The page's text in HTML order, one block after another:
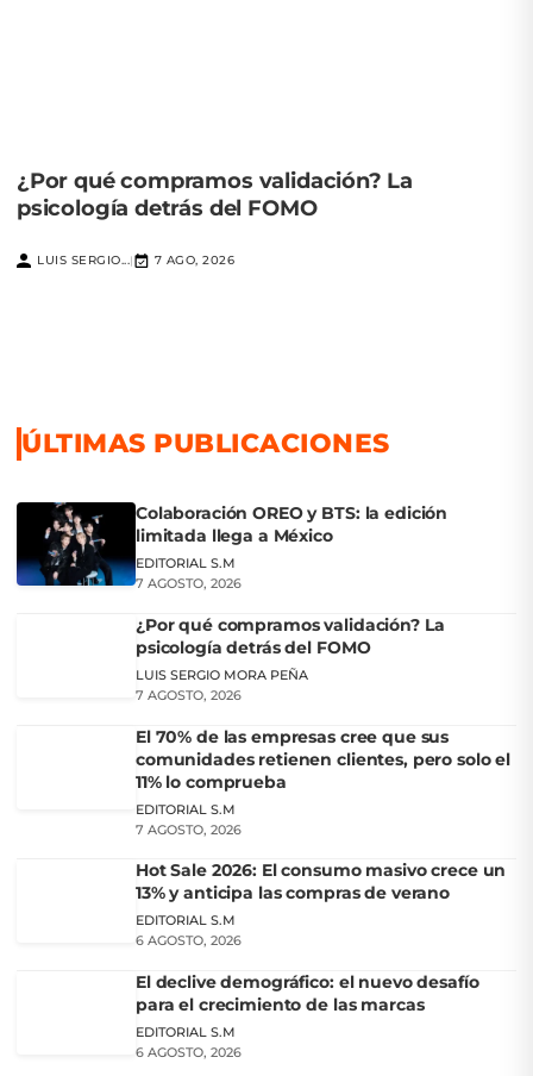
¿Por qué compramos validación? La
psicología detrás del FOMO
LUIS SERGIO...| 7 AGO, 2026
ÚLTIMAS PUBLICACIONES
Colaboración OREO y BTS: la edición
limitada llega a México
EDITORIAL S.M
7 AGOSTO, 2026
¿Por qué compramos validación? La
psicología detrás del FOMO
LUIS SERGIO MORA PEÑA
7 AGOSTO, 2026
El 70% de las empresas cree que sus
comunidades retienen clientes, pero solo el
11% lo comprueba
EDITORIAL S.M
7 AGOSTO, 2026
Hot Sale 2026: El consumo masivo crece un
13% y anticipa las compras de verano
EDITORIAL S.M
6 AGOSTO, 2026
El declive demográfico: el nuevo desafío
para el crecimiento de las marcas
EDITORIAL S.M
6 AGOSTO, 2026